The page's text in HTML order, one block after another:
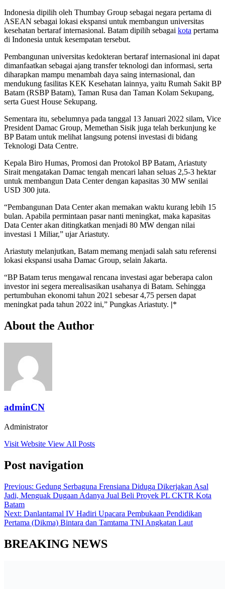
Indonesia dipilih oleh Thumbay Group sebagai negara pertama di
ASEAN sebagai lokasi ekspansi untuk membangun universitas
kesehatan bertaraf internasional. Batam dipilih sebagai kota pertama
di Indonesia untuk kesempatan tersebut.
Pembangunan universitas kedokteran bertaraf internasional ini dapat
dimanfaatkan sebagai ajang transfer teknologi dan informasi, serta
diharapkan mampu menambah daya saing internasional, dan
mendukung fasilitas KEK Kesehatan lainnya, yaitu Rumah Sakit BP
Batam (RSBP Batam), Taman Rusa dan Taman Kolam Sekupang,
serta Guest House Sekupang.
Sementara itu, sebelumnya pada tanggal 13 Januari 2022 silam, Vice
President Damac Group, Memethan Sisik juga telah berkunjung ke
BP Batam untuk melihat langsung potensi investasi di bidang
Teknologi Data Centre.
Kepala Biro Humas, Promosi dan Protokol BP Batam, Ariastuty
Sirait mengatakan Damac tengah mencari lahan seluas 2,5-3 hektar
untuk membangun Data Center dengan kapasitas 30 MW senilai
USD 300 juta.
“Pembangunan Data Center akan memakan waktu kurang lebih 15
bulan. Apabila permintaan pasar nanti meningkat, maka kapasitas
Data Center akan ditingkatkan menjadi 80 MW dengan nilai
investasi 1 Miliar,” ujar Ariastuty.
Ariastuty melanjutkan, Batam memang menjadi salah satu referensi
lokasi ekspansi usaha Damac Group, selain Jakarta.
“BP Batam terus mengawal rencana investasi agar beberapa calon
investor ini segera merealisasikan usahanya di Batam. Sehingga
pertumbuhan ekonomi tahun 2021 sebesar 4,75 persen dapat
meningkat pada tahun 2022 ini,” Pungkas Ariastuty. |*
About the Author
adminCN
Administrator
Visit Website View All Posts
Post navigation
Previous: Gedung Serbaguna Frensiana Diduga Dikerjakan Asal
Jadi, Menguak Dugaan Adanya Jual Beli Proyek PL CKTR Kota
Batam
Next: Danlantamal IV Hadiri Upacara Pembukaan Pendidikan
Pertama (Dikma) Bintara dan Tamtama TNI Angkatan Laut
BREAKING NEWS